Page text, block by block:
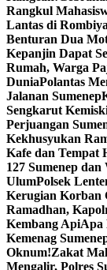
Rangkul
Lantas di
Benturan Dua
Kepanjin Dapat
Rumah, Warga
DuniaPolantas
Jalanan Sumenep
Sengkarut
Perjuangan
Kekhusyukan
Kafe dan Tempat
127 Sumenep
UlumPolsek
Kerugian Korban
Ramadhan,
Kembang ApiApa
Kemenag
Oknum!Zakat
Mengalir, Polres